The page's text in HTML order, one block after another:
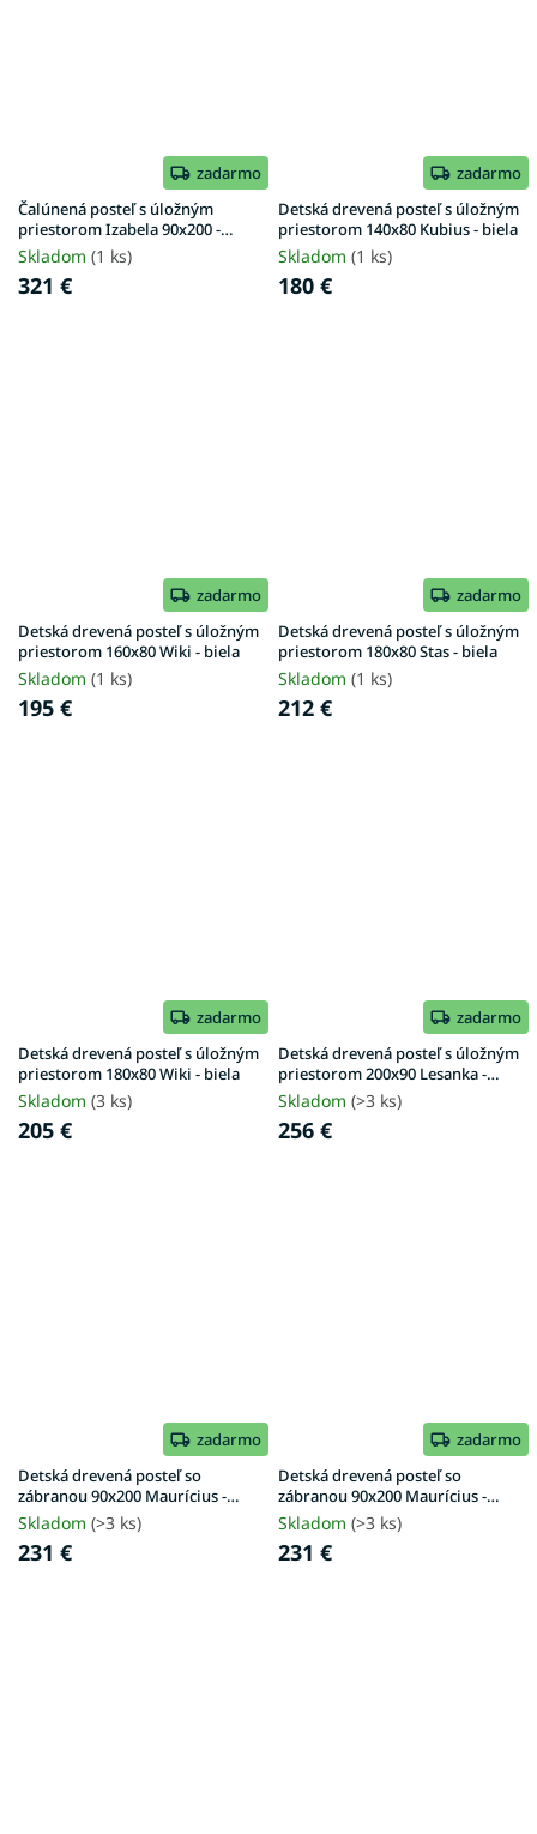
zadarmo
Čalúnená posteľ s úložným
priestorom Izabela 90x200 -
ružová
Skladom (1 ks)
321 €
zadarmo
Detská drevená posteľ s úložným
priestorom 140x80 Kubius - biela
Skladom (1 ks)
180 €
zadarmo
Detská drevená posteľ s úložným
priestorom 160x80 Wiki - biela
Skladom (1 ks)
195 €
zadarmo
Detská drevená posteľ s úložným
priestorom 180x80 Stas - biela
Skladom (1 ks)
212 €
zadarmo
Detská drevená posteľ s úložným
priestorom 180x80 Wiki - biela
Skladom (3 ks)
205 €
zadarmo
Detská drevená posteľ s úložným
priestorom 200x90 Lesanka -
biela
Skladom (>3 ks)
256 €
zadarmo
Detská drevená posteľ so
zábranou 90x200 Maurícius -
antracit
Skladom (>3 ks)
231 €
zadarmo
Detská drevená posteľ so
zábranou 90x200 Maurícius -
biela
Skladom (>3 ks)
231 €